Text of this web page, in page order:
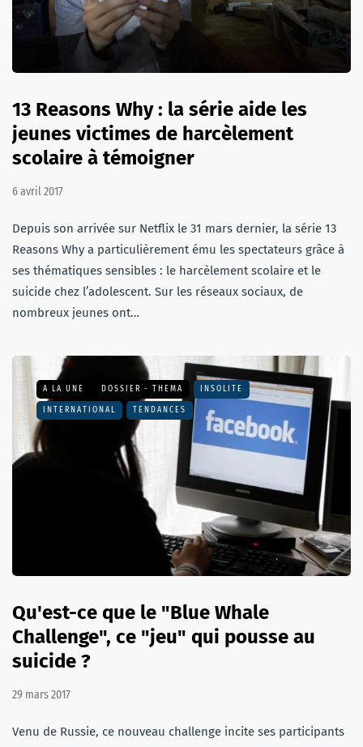
13 Reasons Why : la série aide les
jeunes victimes de harcèlement
scolaire à témoigner
6 avril 2017
Depuis son arrivée sur Netflix le 31 mars dernier, la série 13
Reasons Why a particulièrement ému les spectateurs grâce à
ses thématiques sensibles : le harcèlement scolaire et le
suicide chez l’adolescent. Sur les réseaux sociaux, de
nombreux jeunes ont…
A LA UNE DOSSIER - THEMA INSOLITE
INTERNATIONAL TENDANCES
Qu'est-ce que le "Blue Whale
Challenge", ce "jeu" qui pousse au
suicide ?
29 mars 2017
Venu de Russie, ce nouveau challenge incite ses participants